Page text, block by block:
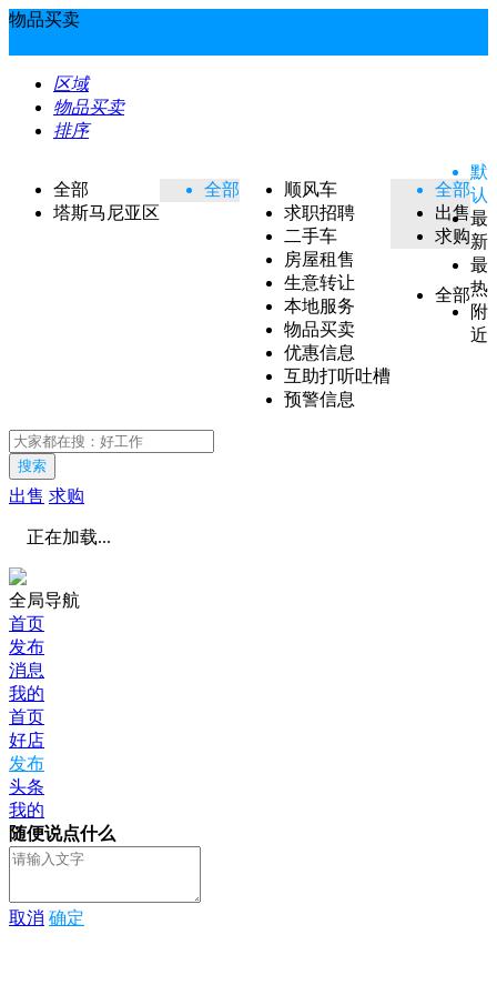
物品买卖
区域
物品买卖
排序
全部
塔斯马尼亚区
全部
顺风车
求职招聘
二手车
房屋租售
生意转让
本地服务
物品买卖
优惠信息
互助打听吐槽
预警信息
全部
出售
求购
全部
默
认
最
新
最
热
附
近
搜索
出售 求购
正在加载...
全局导航
首页
发布
消息
我的
首页
好店
发布
头条
我的
随便说点什么
取消 确定